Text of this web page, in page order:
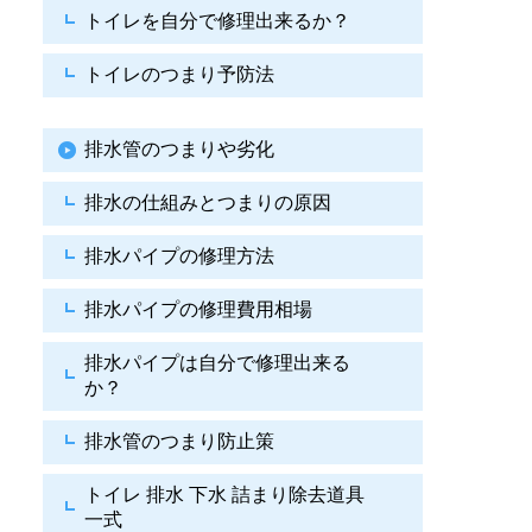
トイレを自分で修理出来るか？
トイレのつまり予防法
排水管のつまりや劣化
排水の仕組みとつまりの原因
排水パイプの修理方法
排水パイプの修理費用相場
排水パイプは自分で修理出来る
か？
排水管のつまり防止策
トイレ 排水 下水 詰まり除去道具
一式